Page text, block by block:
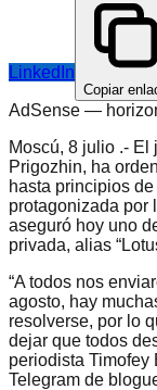
LinkedIn
Copiar
AdSense —
Moscú, 8 julio .- El
Prigozhin, ha
hasta principios
protagonizada por
aseguró hoy uno
privada, alias
“A todos nos
agosto, hay
resolverse, por lo
dejar que todos
periodista Timofey
Telegram de